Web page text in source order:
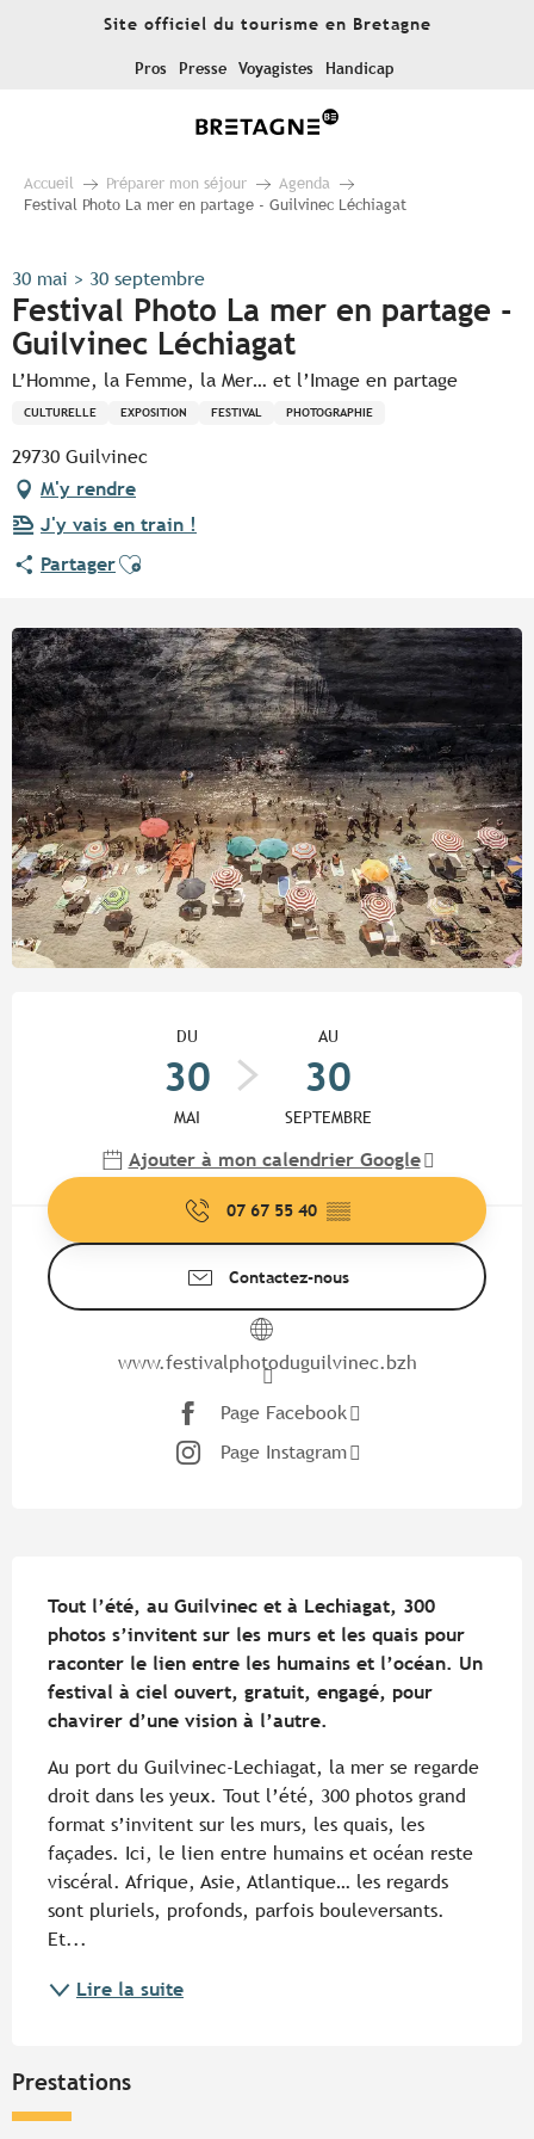
Site officiel du tourisme en Bretagne
Pros Presse Voyagistes Handicap
Accueil Préparer mon séjour
Agenda
Festival Photo La mer en partage - Guilvinec Léchiagat
30 mai > 30 septembre
Festival Photo La mer en partage -
Guilvinec Léchiagat
L’Homme, la Femme, la Mer… et l’Image en partage
CULTURELLE EXPOSITION FESTIVAL PHOTOGRAPHIE
29730 Guilvinec
M'y rendre
J'y vais en train !
PartagerAjouter aux favoris
DU
30
MAI
AU
30
SEPTEMBRE
Ajouter à mon calendrier Google
07 67 55 40 ▒▒
Contactez-nous
www.festivalphotoduguilvinec.bzh
Page Facebook
Page Instagram
Tout l’été, au Guilvinec et à Lechiagat, 300
photos s’invitent sur les murs et les quais pour
raconter le lien entre les humains et l’océan. Un
festival à ciel ouvert, gratuit, engagé, pour
chavirer d’une vision à l’autre.
Au port du Guilvinec-Lechiagat, la mer se regarde
droit dans les yeux. Tout l’été, 300 photos grand
format s’invitent sur les murs, les quais, les
façades. Ici, le lien entre humains et océan reste
viscéral. Afrique, Asie, Atlantique… les regards
sont pluriels, profonds, parfois bouleversants.
Et...
Lire la suite
Prestations